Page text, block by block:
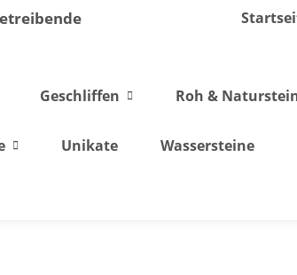
Geschliffen Roh &
Unikate Wassersteine